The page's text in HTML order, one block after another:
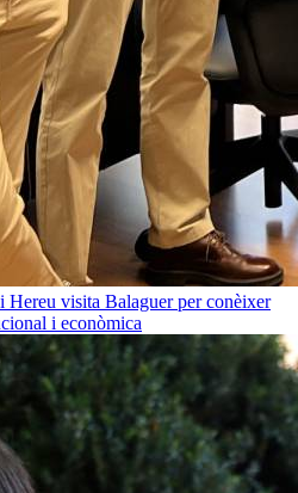
Hereu visita Balaguer per conèixer
i econòmica